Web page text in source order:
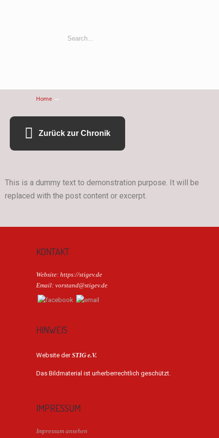
Home →
Zurück zur Chronik
This is a dummy text to demonstration purpose. It will be
replaced with the post content or excerpt.
KONTAKT
Website: https://stigev.de
Email: vorstand@stigev.de
HINWEIS
Website derSTIG e.V.
Das Bildmaterial ist urherberrechtlich geschützt.
IMPRESSUM
Impressum ansehen